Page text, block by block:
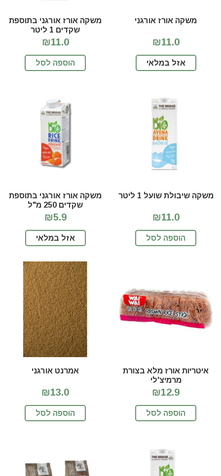
משקה אורז אורגני
₪11.0
אזל במלאי
משקה אורז אורגני בתוספת
שקדים 1 ליטר
₪11.0
הוספה לסל
משקה שיבולת שועל 1 ליטר
₪11.0
הוספה לסל
משקה אורז אורגני בתוספת
שקדים 250 מ"ל
₪5.9
אזל במלאי
איטריות אורז מלא בצורת
מרמיצ'לי
₪12.9
הוספה לסל
אמרנט אורגני
₪13.0
הוספה לסל